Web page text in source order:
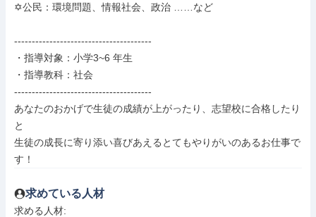
✡️公民：環境問題、情報社会、政治 ……など
---------------------------------------
・指導対象：小学3~6 年生
・指導教科：社会
---------------------------------------
あなたのおかげで生徒の成績が上がったり、志望校に合格したり
と
生徒の成長に寄り添い喜びあえるとてもやりがいのあるお仕事で
す！
求めている人材
求める人材: